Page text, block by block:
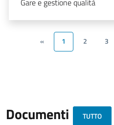
« 1 2 3
Documenti TUTTO